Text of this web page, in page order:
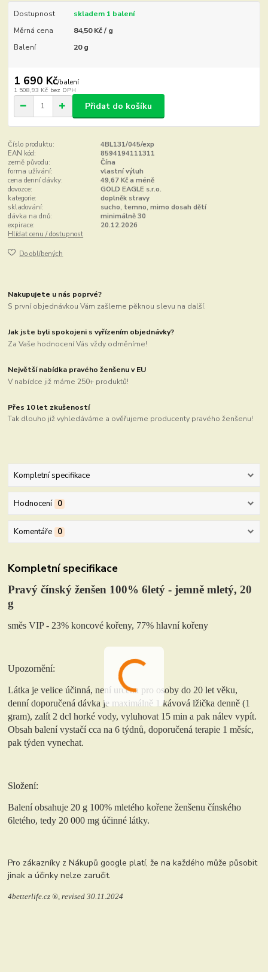
Dostupnost
skladem 1 balení
Měrná cena
84,50 Kč / g
Balení
20 g
1 690 Kč/balení
1 508,93 Kč bez DPH
Přidat do košíku
Číslo produktu:
4BL131/045/exp
EAN kód:
8594194111311
země původu:
Čína
forma užívání:
vlastní výluh
cena denní dávky:
49,67 Kč a méně
dovozce:
GOLD EAGLE s.r.o.
kategorie:
doplněk stravy
skladování:
sucho, temno, mimo dosah dětí
dávka na dnů:
minimálně 30
expirace:
20.12.2026
Hlídat cenu / dostupnost
Do oblíbených
Nakupujete u nás poprvé?
S první objednávkou Vám zašleme pěknou slevu na další.
Jak jste byli spokojeni s vyřízením objednávky?
Za Vaše hodnocení Vás vždy odměníme!
Největší nabídka pravého ženšenu v EU
V nabídce již máme 250+ produktů!
Přes 10 let zkušeností
Tak dlouho již vyhledáváme a ověřujeme producenty pravého ženšenu!
Kompletní specifikace
Hodnocení 0
Komentáře 0
Kompletní specifikace
Pravý čínský ženšen 100% 6letý - jemně mletý, 20
g
směs VIP - 23% koncové kořeny, 77% hlavní kořeny
Upozornění:
Látka je velice účinná, není určena pro osoby do 20 let věku,
denní doporučená dávka je maximálně 1 kávová lžička denně (1
gram), zalít 2 dcl horké vody, vyluhovat 15 min a pak nálev vypít.
Obsah balení vystačí cca na 6 týdnů, doporučená terapie 1 měsíc,
pak týden vynechat.
Složení:
Balení obsahuje 20 g 100% mletého kořene ženšenu čínského
6letého, tedy 20 000 mg účinné látky.
Pro zákazníky z Nákupů google platí, že na každého může působit
jinak a účinky nelze zaručit.
4betterlife.cz ®, revised 30.11.2024